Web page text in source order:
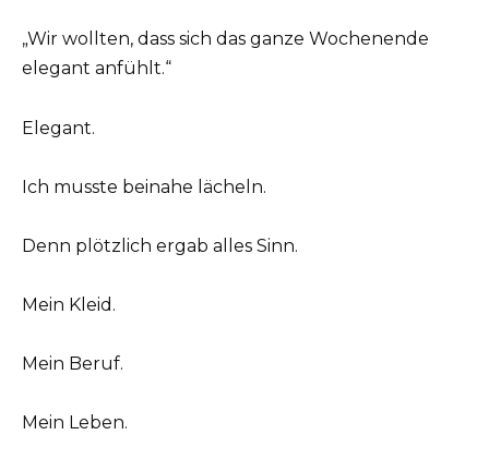
„Wir wollten, dass sich das ganze Wochenende
elegant anfühlt.“
Elegant.
Ich musste beinahe lächeln.
Denn plötzlich ergab alles Sinn.
Mein Kleid.
Mein Beruf.
Mein Leben.